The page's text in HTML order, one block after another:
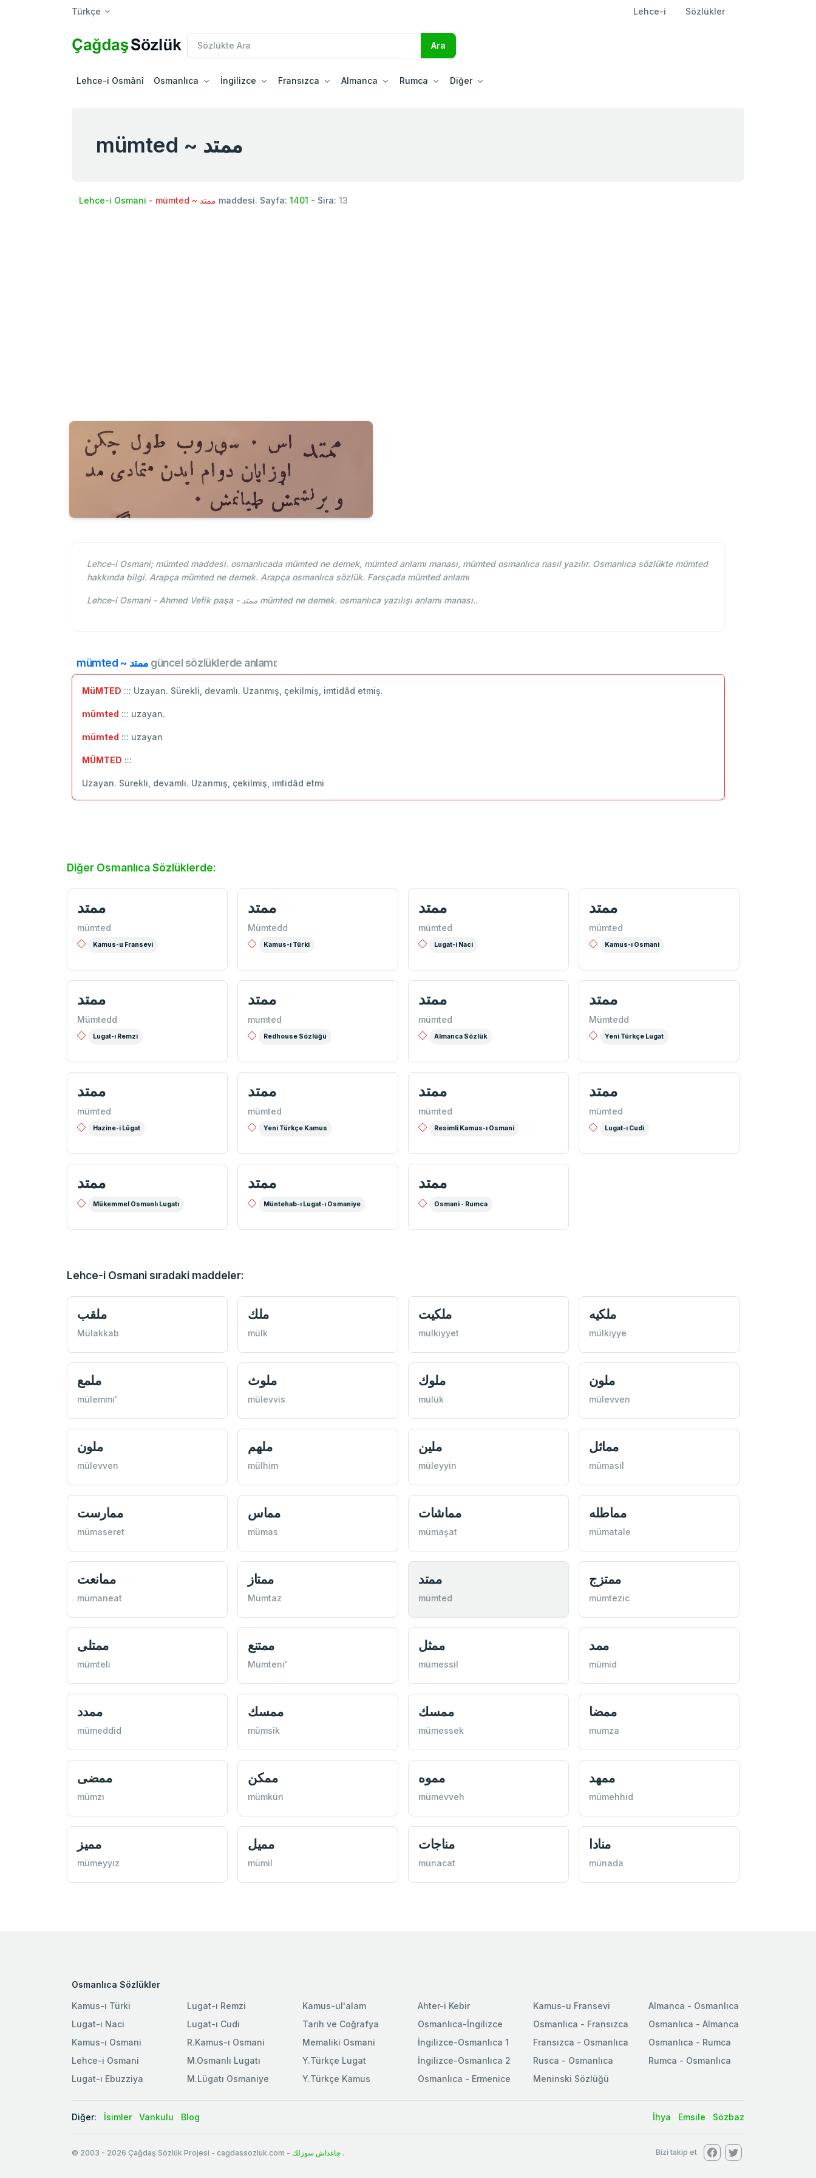
Türkçe Lehce-i Sözlükler
Lehce-i Osmânî Osmanlıca İngilizce Fransızca Almanca Rumca Diğer
mümted ~ ممتد
Lehce-i Osmani - mümted ~ ممتد maddesi. Sayfa: 1401 - Sira: 13
Lehce-i Osmani; mümted maddesi. osmanlıcada mümted ne demek, mümted anlamı manası, mümted osmanlıca nasıl yazılır. Osmanlıca sözlükte mümted
hakkında bilgi. Arapça mümted ne demek. Arapça osmanlıca sözlük. Farsçada mümted anlamı
Lehce-i Osmani - Ahmed Vefik paşa - ممتد mümted ne demek. osmanlıca yazılışı anlamı manası..
mümted ~ ممتد güncel sözlüklerde anlamı:
MüMTED ::: Uzayan. Sürekli, devamlı. Uzanmış, çekilmiş, imtidâd etmiş.
mümted ::: uzayan.
mümted ::: uzayan
MÜMTED :::
Uzayan. Sürekli, devamlı. Uzanmış, çekilmiş, imtidâd etmi
Diğer Osmanlıca Sözlüklerde:
ممتد
mümted
Kamus-u Fransevi
ممتد
Mümtedd
Kamus-ı Türki
ممتد
mümted
Lugat-i Naci
ممتد
mümted
Kamus-ı Osmani
ممتد
Mümtedd
Lugat-ı Remzi
ممتد
mumted
Redhouse Sözlüğü
ممتد
mümted
Almanca Sözlük
ممتد
Mümtedd
Yeni Türkçe Lugat
ممتد
mümted
Hazine-i Lûgat
ممتد
mümted
Yeni Türkçe Kamus
ممتد
mümted
Resimli Kamus-ı Osmani
ممتد
mümted
Lugat-ı Cudi
ممتد
Mükemmel Osmanlı Lugatı
ممتد
Müntehab-ı Lugat-ı Osmaniye
ممتد
Osmani - Rumca
Lehce-i Osmani sıradaki maddeler:
ملقب
Mülakkab
ملك
mülk
ملكيت
mülkiyyet
ملكيه
mülkiyye
ملمع
mülemmi'
ملوث
mülevvis
ملوك
mülük
ملون
mülevven
ملون
mülevven
ملهم
mülhim
ملين
müleyyin
مماثل
mümasil
ممارست
mümaseret
مماس
mümas
مماشات
mümaşat
مماطله
mümatale
ممانعت
mümaneat
ممتاز
Mümtaz
ممتد
mümted
ممتزج
mümtezic
ممتلی
mümteli
ممتنع
Mümteni'
ممثل
mümessil
ممد
mümid
ممدد
mümeddid
ممسك
mümsik
ممسك
mümessek
ممضا
mumza
ممضی
mümzı
ممكن
mümkün
مموه
mümevveh
ممهد
mümehhid
مميز
mümeyyiz
مميل
mümil
مناجات
münacat
منادا
münada
Osmanlıca Sözlükler
Kamus-ı Türki
Lugat-ı Naci
Kamus-ı Osmani
Lehce-i Osmani
Lugat-ı Ebuzziya
Lugat-ı Remzi
Lugat-ı Cudi
R.Kamus-ı Osmani
M.Osmanlı Lugatı
M.Lügatı Osmaniye
Kamus-ul'alam
Tarih ve Coğrafya
Memaliki Osmani
Y.Türkçe Lugat
Y.Türkçe Kamus
Ahter-i Kebir
Osmanlıca-İngilizce
İngilizce-Osmanlıca 1
İngilizce-Osmanlıca 2
Osmanlıca - Ermenice
Kamus-u Fransevi
Osmanlica - Fransızca
Fransızca - Osmanlıca
Rusca - Osmanlıca
Meninski Sözlüğü
Almanca - Osmanlıca
Osmanlıca - Almanca
Osmanlıca - Rumca
Rumca - Osmanlıca
Diğer: İsimler Vankulu Blog İhya Emsile Sözbaz
© 2003 - 2026 Çağdaş Sözlük Projesi - cagdassozluk.com - چاغداش سوزلك . Bizi takip et